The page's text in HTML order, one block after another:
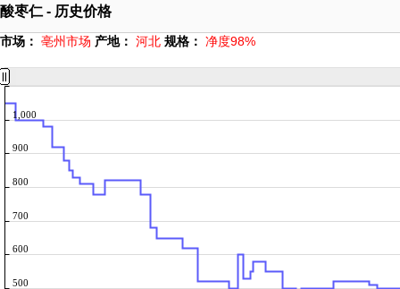
酸枣仁 - 历史价格
市场： 亳州市场 产地： 河北 规格： 净度98%
500
600
700
800
900
1,000